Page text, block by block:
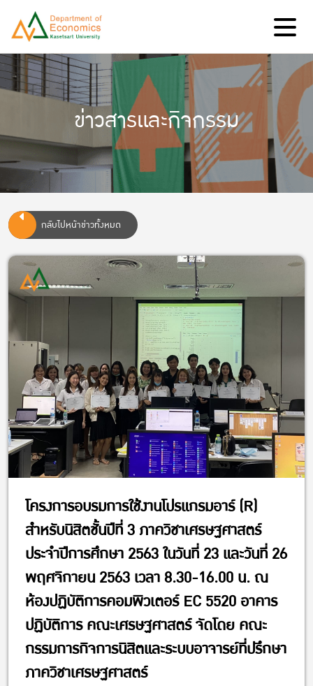
ข่าวสารและกิจกรรม
กลับไปหน้าข่าวทั้งหมด
โครงการอบรมการใช้งานโปรแกรมอาร์ (R)
สำหรับนิสิตชั้นปีที่ 3 ภาควิชาเศรษฐศาสตร์
ประจำปีการศึกษา 2563 ในวันที่ 23 และวันที่ 26
พฤศจิกายน 2563 เวลา 8.30-16.00 น. ณ
ห้องปฏิบัติการคอมพิวเตอร์ EC 5520 อาคาร
ปฏิบัติการ คณะเศรษฐศาสตร์ จัดโดย คณะ
กรรมการกิจการนิสิตและระบบอาจารย์ที่ปรึกษา
ภาควิชาเศรษฐศาสตร์